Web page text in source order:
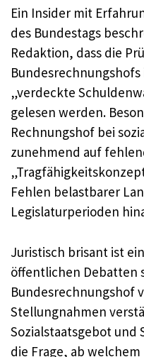
Ein Insider mit
des Bundestags
Redaktion, dass die
„verdeckte
gelesen werden.
Rechnungshof bei
zunehmend auf
Fehlen belastbarer
Legislaturperioden
Juristisch brisant ist
öffentlichen Debatten
Bundesrechnungshof
Stellungnahmen
Sozialstaatsgebot
die Frage, ab